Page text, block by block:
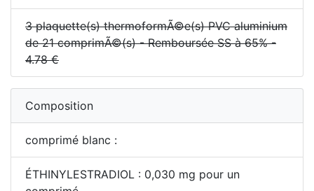
3 plaquette(s) thermoformÃ©e(s) PVC aluminium
de 21 comprimÃ©(s) - Remboursée SS à 65% -
4.78 €
Composition
comprimé blanc :
ÉTHINYLESTRADIOL : 0,030 mg pour un